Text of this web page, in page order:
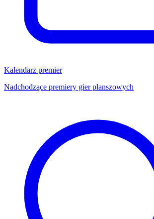
Kalendarz premier
Nadchodzące premiery gier planszowych